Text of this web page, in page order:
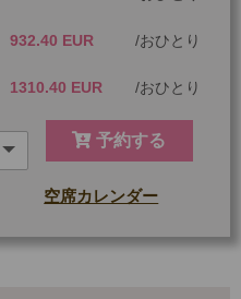
932.40 EUR おひとり
1310.40 EUR おひとり
予約する
空席カレンダー